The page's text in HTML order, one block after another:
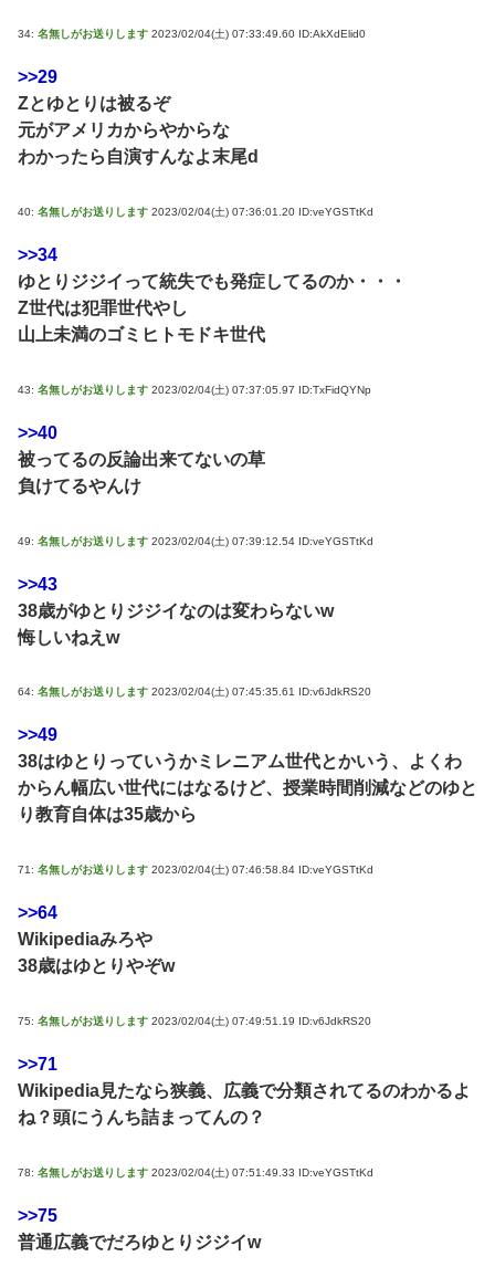
34: 名無しがお送りします 2023/02/04(土) 07:33:49.60 ID:AkXdElid0
>>29
Zとゆとりは被るぞ
元がアメリカからやからな
わかったら自演すんなよ末尾d
40: 名無しがお送りします 2023/02/04(土) 07:36:01.20 ID:veYGSTtKd
>>34
ゆとりジジイって統失でも発症してるのか・・・
Z世代は犯罪世代やし
山上未満のゴミヒトモドキ世代
43: 名無しがお送りします 2023/02/04(土) 07:37:05.97 ID:TxFidQYNp
>>40
被ってるの反論出来てないの草
負けてるやんけ
49: 名無しがお送りします 2023/02/04(土) 07:39:12.54 ID:veYGSTtKd
>>43
38歳がゆとりジジイなのは変わらないw
悔しいねえw
64: 名無しがお送りします 2023/02/04(土) 07:45:35.61 ID:v6JdkRS20
>>49
38はゆとりっていうかミレニアム世代とかいう、よくわ
からん幅広い世代にはなるけど、授業時間削減などのゆと
り教育自体は35歳から
71: 名無しがお送りします 2023/02/04(土) 07:46:58.84 ID:veYGSTtKd
>>64
Wikipediaみろや
38歳はゆとりやぞw
75: 名無しがお送りします 2023/02/04(土) 07:49:51.19 ID:v6JdkRS20
>>71
Wikipedia見たなら狭義、広義で分類されてるのわかるよ
ね？頭にうんち詰まってんの？
78: 名無しがお送りします 2023/02/04(土) 07:51:49.33 ID:veYGSTtKd
>>75
普通広義でだろゆとりジジイw